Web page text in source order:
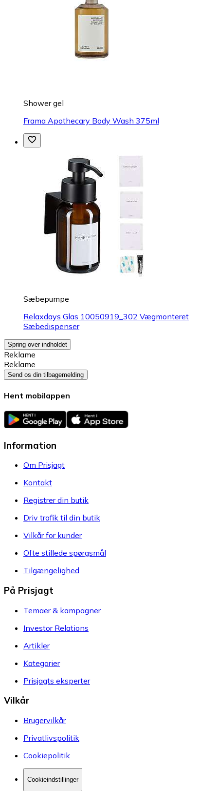
Shower gel
Frama Apothecary Body Wash 375ml
Sæbepumpe
Relaxdays Glas 10050919_302 Vægmonteret
Sæbedispenser
Spring over indholdet
Reklame
Reklame
Send os din tilbagemelding
Hent mobilappen
Information
Om Prisjagt
Kontakt
Registrer din butik
Driv trafik til din butik
Vilkår for kunder
Ofte stillede spørgsmål
Tilgængelighed
På Prisjagt
Temaer & kampagner
Investor Relations
Artikler
Kategorier
Prisjagts eksperter
Vilkår
Brugervilkår
Privatlivspolitik
Cookiepolitik
Cookieindstillinger